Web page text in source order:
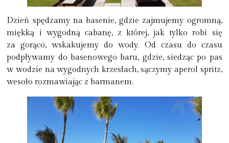
Dzień spędzamy na basenie, gdzie zajmujemy ogromną,
miękką i wygodną cabanę, z której, jak tylko robi się
za gorąco, wskakujemy do wody. Od czasu do czasu
podpływamy do basenowego baru, gdzie, siedząc po pas
w wodzie na wygodnych krzesłach, sączymy aperol spritz,
wesoło rozmawiając z barmanem.